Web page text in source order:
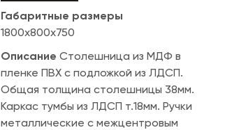
Габаритные размеры
1800х800х750
Описание Столешница из МДФ в
пленке ПВХ с подложкой из ЛДСП.
Общая толщина столешницы 38мм.
Каркас тумбы из ЛДСП т.18мм. Ручки
металлические с межцентровым